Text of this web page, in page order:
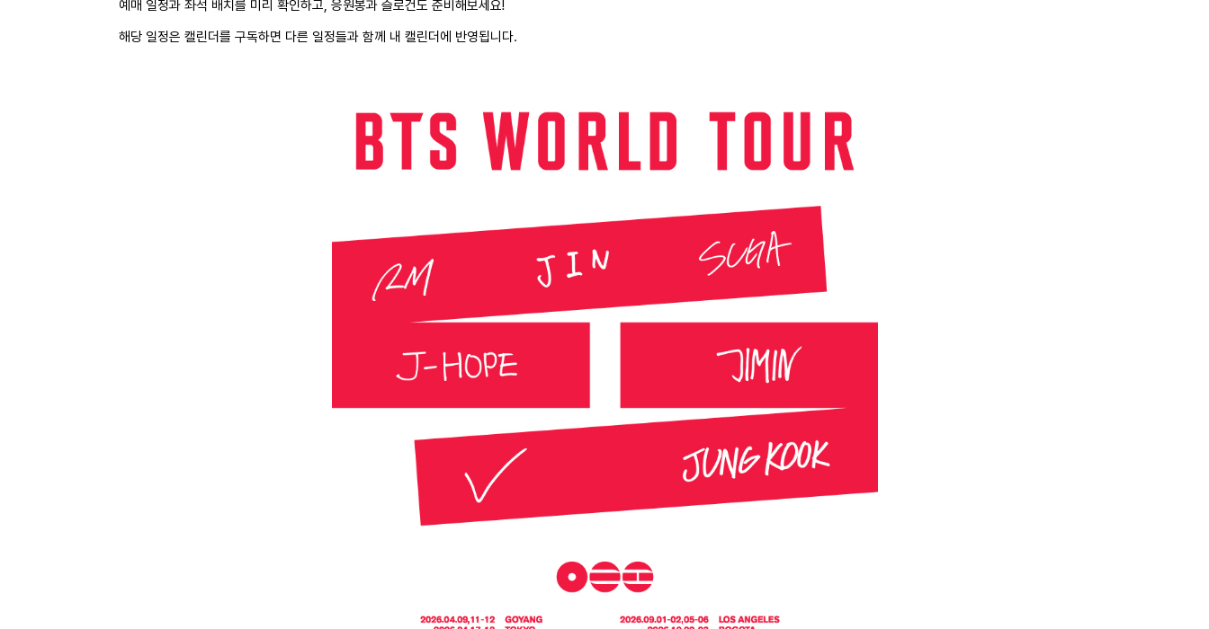
예매 일정과 좌석 배치를 미리 확인하고, 응원봉과 슬로건도 준비해보세요!
해당 일정은 캘린더를 구독하면 다른 일정들과 함께 내 캘린더에 반영됩니다.